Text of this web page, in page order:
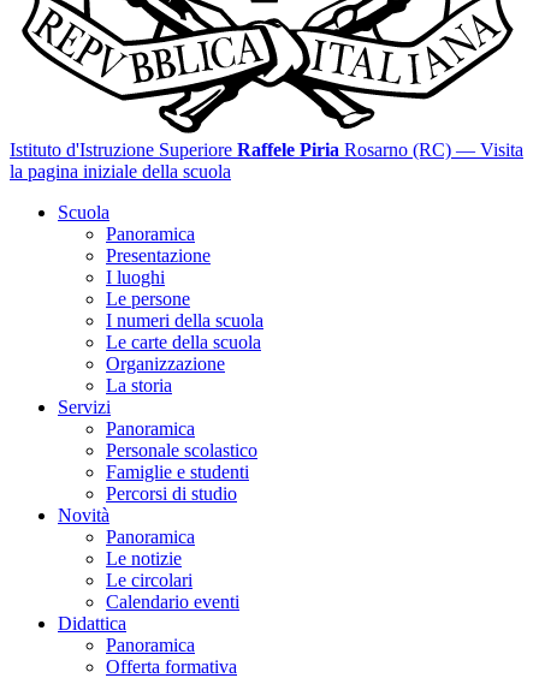
Istituto d'Istruzione Superiore Raffele Piria Rosarno (RC) — Visita
la pagina iniziale della scuola
Scuola
Panoramica
Presentazione
I luoghi
Le persone
I numeri della scuola
Le carte della scuola
Organizzazione
La storia
Servizi
Panoramica
Personale scolastico
Famiglie e studenti
Percorsi di studio
Novità
Panoramica
Le notizie
Le circolari
Calendario eventi
Didattica
Panoramica
Offerta formativa